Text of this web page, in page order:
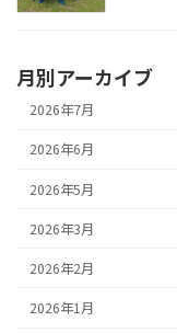
月別アーカイブ
2026年7月
2026年6月
2026年5月
2026年3月
2026年2月
2026年1月